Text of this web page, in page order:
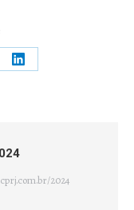
Compartilhar
2024